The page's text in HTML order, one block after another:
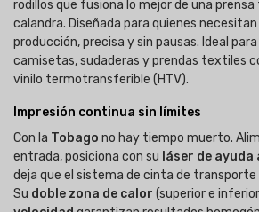
rodillos que fusiona lo mejor de una
calandra. Diseñada para quienes
producción, precisa y sin pausas. Ideal
camisetas, sudaderas y prendas textiles
vinilo termotransferible (HTV).
Impresión continua sin límites
Con la Tobago no hay tiempo muerto.
entrada, posiciona con su láser de
deja que el sistema de cinta de transporte
Su doble zona de calor (superior e